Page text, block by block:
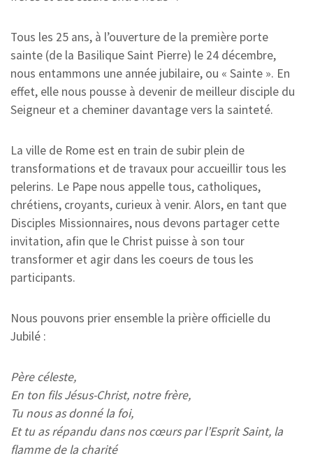
Tous les 25 ans, à l’ouverture de la première porte
sainte (de la Basilique Saint Pierre) le 24 décembre,
nous entammons une année jubilaire, ou « Sainte ». En
effet, elle nous pousse à devenir de meilleur disciple du
Seigneur et a cheminer davantage vers la sainteté.
La ville de Rome est en train de subir plein de
transformations et de travaux pour accueillir tous les
pelerins. Le Pape nous appelle tous, catholiques,
chrétiens, croyants, curieux à venir. Alors, en tant que
Disciples Missionnaires, nous devons partager cette
invitation, afin que le Christ puisse à son tour
transformer et agir dans les coeurs de tous les
participants.
Nous pouvons prier ensemble la prière officielle du
Jubilé :
Père céleste,
En ton fils Jésus-Christ, notre frère,
Tu nous as donné la foi,
Et tu as répandu dans nos cœurs par l’Esprit Saint, la
flamme de la charité